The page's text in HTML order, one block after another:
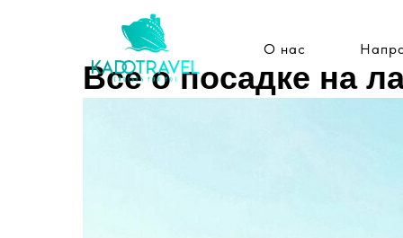
О нас
Все о посадке на